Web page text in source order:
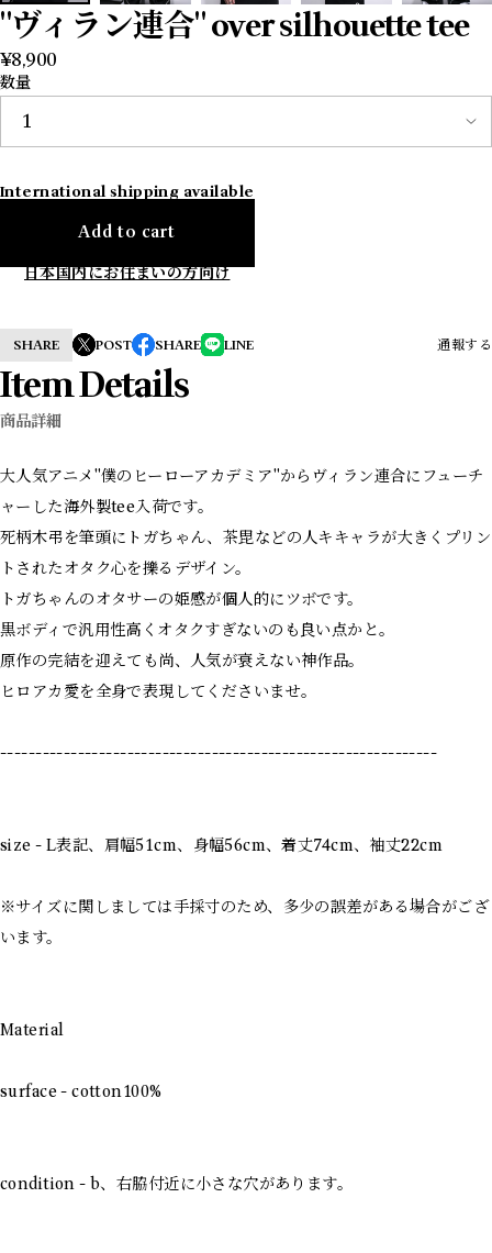
"ヴィラン連合" over silhouette tee
¥8,900
数量
International shipping available
Add to cart
日本国内にお住まいの方向け
SHARE POST SHARE LINE 通報する
Item Details
商品詳細
大人気アニメ"僕のヒーローアカデミア"からヴィラン連合にフューチ
ャーした海外製tee入荷です。
死柄木弔を筆頭にトガちゃん、茶毘などの人キキャラが大きくプリン
トされたオタク心を擽るデザイン。
トガちゃんのオタサーの姫感が個人的にツボです。
黒ボディで汎用性高くオタクすぎないのも良い点かと。
原作の完結を迎えても尚、人気が衰えない神作品。
ヒロアカ愛を全身で表現してくださいませ。
--------------------------------------------------------------
size - L表記、肩幅51cm、身幅56cm、着丈74cm、袖丈22cm
※サイズに関しましては手採寸のため、多少の誤差がある場合がござ
います。
Material
surface - cotton100%
condition - b、右脇付近に小さな穴があります。